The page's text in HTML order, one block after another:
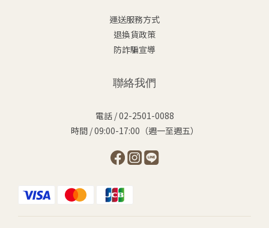
運送服務方式
退換貨政策
防詐騙宣導
聯絡我們
電話 / 02-2501-0088
時間 / 09:00-17:00（週一至週五）